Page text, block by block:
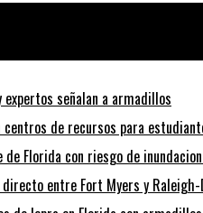
señalan a armadillos
centros de recursos para
Florida con riesgo de
entre Fort Myers y